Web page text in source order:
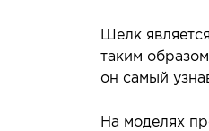
Шелк
таким
он самый
На моделях